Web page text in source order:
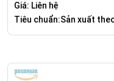
Giá: Liên hệ
Tiêu chuẩn:Sản xuất